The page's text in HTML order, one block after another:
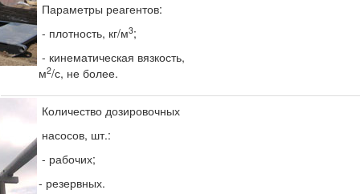
3
Параметры реагентов:
- плотность, кг/м3;
- кинематическая вязкость,
м2/с, не более.
Количество дозировочных
насосов, шт.:
- рабочих;
- резервных.